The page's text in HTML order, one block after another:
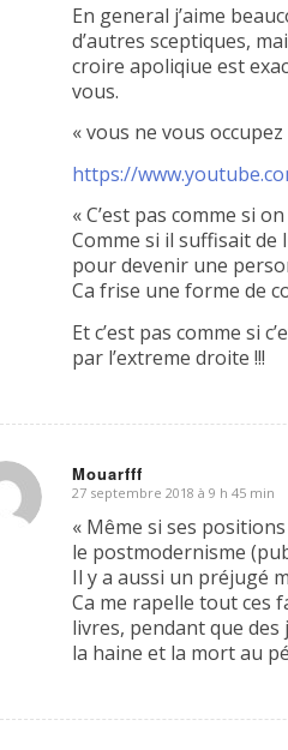
En general j’aime
d’autres sceptiques,
croire apoliqiue est
vous.
« vous ne vous
https://
« C’est pas comme si
Comme si il suffisait
pour devenir une
Ca frise une forme de
Et c’est pas comme si
par l’extreme droite !!!
Mouarfff
dit
27 septembre 2018 à 9 h 45 min
« Même si ses
le postmodernisme
Il y a aussi un préjugé
Ca me rapelle tout ces
livres, pendant que
la haine et la mort au